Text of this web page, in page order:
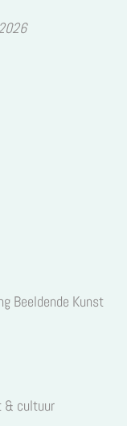
Beeldende Kunst
& cultuur